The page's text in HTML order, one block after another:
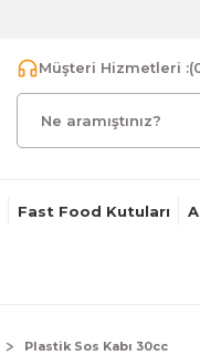
Müşteri Hizmetleri :
Fast Food Kutuları
Plastik Sos Kabı 30cc